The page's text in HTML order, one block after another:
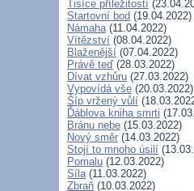
Tisíce příležitostí
Startovní bod (19.04.2022)
Námaha(11.04.2022)
Vítězství (08.04.2022)
Blaženější (07.04.2022)
Právě teď (28.03.2022)
Dívat vzhůru (27.03.2022)
Vypovídá vše (20.03.2022)
Šíp vržený vůlí
Ďáblova kniha smrti
Bránu nebe (15.03.2022)
Nový směr (14.03.2022)
Stojí to mnoho úsilí
Pomalu (12.03.2022)
Síla(11.03.2022)
Zbraň (10.03.2022)